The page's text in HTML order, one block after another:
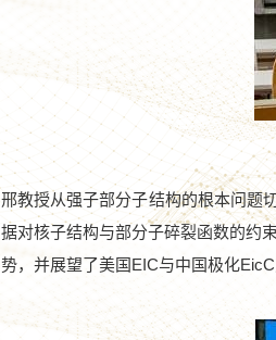
邢教授从强子部分子结构的根本问题
据对核子结构与部分子碎裂函数的约
势，并展望了美国EIC与中国极化EicC